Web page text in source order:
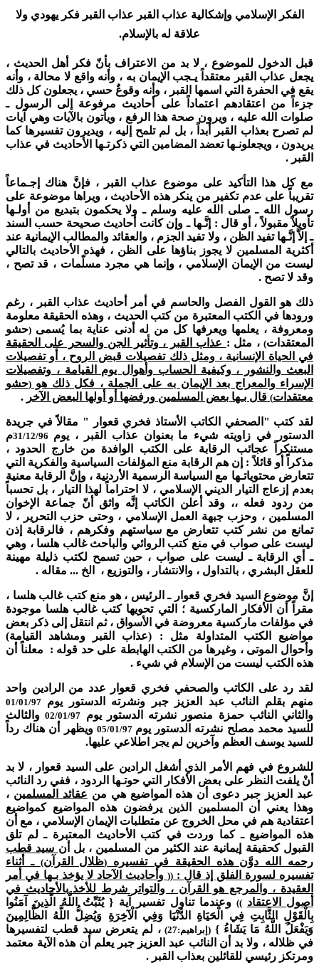
الفكر الإسلامي وإشكالية عذاب القبر عذاب القبر فكر يهودي ولا
علاقة له بالإسلام.
قبل الدخول للموضوع ، لا بد من الاعتراف بأنّ فكر أهل الحديث ،
يجعل عذاب القبر معتقداً يـجب الإيمان به ، وأنه واقع لا محالة ، وأنه
يقع في الحفرة التي اسمها القبر ، وأنه وقوعٌ حسي ، يجعلون كل ذلك
جزءاً من اعتقادهم اعتماداً على أحاديث مرفوعة إلى الرسول ـ
صلوات الله عليه ، ويرون صحة هذا الرفع ، ويأتون بالآيات وهي آيات
لم تصرح بعذاب القبر أبداً ، بل لم تلمح إليه ، ويديرون تفسيرها كما
يريدون ، ويجعلونـها تعضد المضامين التي ذكرتـها الأحاديث في عذاب
القبر .
مع كل هذا التأكيد على موضوع عذاب القبر ، فإنَّ هناك إجـماعاً
تقريباً على عدم تكفير من ينكر هذه الأحاديث ، ويراها موضوعة على
رسول الله ـ صلى الله عليه وسلم ـ ولا يحكمون بتبديع من أولـها
تأويلاً مقبولاً ، أو قال : إنَّـها ـ وإن كانت أحاديث صحيحة حسب السند
ـ إلاَّ إنَّـها تفيد الظن ، ولا تفيد الجزم ، والعقائد والمطالب الإيمانية عند
أكثرية المسلمين لا يجوز بناؤها على الظن ، فهذه الأحاديث بالتالي
ليست من الإيمان الإسلامي ، وإنما هي مجرد مسلّمات ، قد تصح ،
وقد لا تصح .
ذلك هو القول الفصل والحاسم في أمر أحاديث عذاب القبر ، رغم
ورودها في الكتب المعتبرة من كتب الحديث ، وهذه الحقيقة معلومة
ومعروفة ، يعلمها ويعرفها كل من له أدنى عناية بما يُسمى (حشو
المعتقدات)، مثل : عذاب القبر ، وتأثير الجن والسحر على الحقيقة
في الحياة الإنسانية ، ومثل ذلك تفصيلات قبض الروح ، أو تفصيلات
البعث والنشور ، وكيفية الحساب وأهوال يوم القيامة ، وتفصيلات
الإسراء والمعراج بعد الإيمان به على الجملة ، فكل ذلك هو (حشو
معتقدات) قال بـها بعض المسلمين ورفضها أو أولها البعض الآخر .
لقد كتب "الصحفي الكاتب الأستاذ فخري قعوار " مقالاً في جريدة
الدستور في زاويته شيء ما بعنوان عذاب القبر ، يوم
م
مستنكراً عجائب الرقابة على الكتب الوافدة من خارج الحدود ،
مذكراً أو قائلاً : إن هم الرقابة منع المؤلفات السياسية والفكرية التي
تتعارض محتوياتـها مع السياسة الرسمية الأردنية ، وإنَّ الرقابة معنية
بعدم إزعاج التيار الديني الإسلامي ، لا احتراماً لهذا التيار ، بل تحسباً
من ردود فعله ،، وقد أعلن الكاتب إنَّه واثق أنّ جماعة الإخوان
المسلمين ، وحزب جبهة العمل الإسلامي ، وحتى حزب التحرير ، لا
تمانع من نشر كتب تتعارض مع سياستهم وفكرهم ، فالرقابة إذن
ليست على صواب في منع كتب الروائي والباحث غالب هلسا ، وهي
ـ أي الرقابة ـ ليست على صواب ، حين تسمح لكتب ذليلة مهينة
للعقل البشري ، بالتداول ، والانتشار ، والتوزيع ، الخ ... مقاله .
إنَّ موضوع السيد فخري قعوار ـ الرئيس ، هو منع كتب غالب هلسا ،
مقراً أن الأفكار الماركسية ؛ التي تحويها كتب غالب هلسا موجودة
في مؤلفات ماركسية معروضة في الأسواق ، ثم انتقل إلى ذكر بعض
مواضيع الكتب المتداولة مثل : (عذاب القبر ومشاهد القيامة)
وأحوال الموتى ، وغيرها من الكتب الهابطة على حد قوله : معلناً أن
هذه الكتب ليست من الإسلام في شيء .
لقد رد على الكاتب والصحفي فخري قعوار عدد من الرادين واحد
منهم بقلم النائب عبد العزيز جبر ونشرته الدستور يوم 01/01/97
والثاني النائب حمزة منصور نشرته الدستور يوم 02/01/97والثالث
للسيد محمد مصلح نشرته الدستور يوم 05/01/97
ويظهر أن هناك رداً
للسيد يوسف العظم وآخرين لم يجر اطلاعي عليها.
للشروع في فهم الأمر الذي أشغل الرادين على السيد قعوار ، لا بد
أنْ يلفت النظر على بعض الأفكار التي حوتـها الردود ، ففي رد النائب
عبد العزيز جبر دعوى أن هذه المواضيع هي من عقائد المسلمين ،
وهذا يعني أن المسلمين الذين يرفضون هذه المواضيع كمواضيع
اعتقادية هم في محل الخروج عن متطلبات الإيمان الإسلامي ، مع أن
هذه المواضيع ـ كما وردت في كتب الأحاديث المعتبرة ـ لم تلق
القبول كحقيقة إيمانية عند الكثير من المسلمين ، بل أن سيد قطب
رحمه الله دوَّن هذه الحقيقة في تفسيره (ظلال القرآن) ـ أثناء
تفسيره لسورة الفلق إذ قال : (( وأحاديث الآحاد لا يؤخذ بـها في أمر
العقيدة ، والمرجع هو القرآن ، والتواتر شرط للأخذ بالأحاديث في
أصول الاعتقاد ))وعندما تناول تفسير آية { يُثَبِّتُ اللَّهُ الَّذِينَ آمَنُوا
بِالْقَوْلِ الثَّابِتِ فِي الْحَيَاةِ الدُّنْيَا وَفِي الْآخِرَةِ وَيُضِلُّ اللَّهُ الظَّالِمِينَ
وَيَفْعَلُ اللَّهُ مَا يَشَاءُ } (إبراهيم:27)
، لم يتعرض سيد قطب لتفسيرها
في ظلاله ، ولا بد أن النائب عبد العزيز جبر يعلم أن هذه الآية معتمد
ومرتكز رئيسي للقائلين بعذاب القبر .